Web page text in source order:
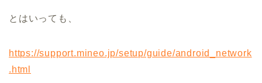
とはいっても、
https://support.mineo.jp/setup/guide/android_network
.html